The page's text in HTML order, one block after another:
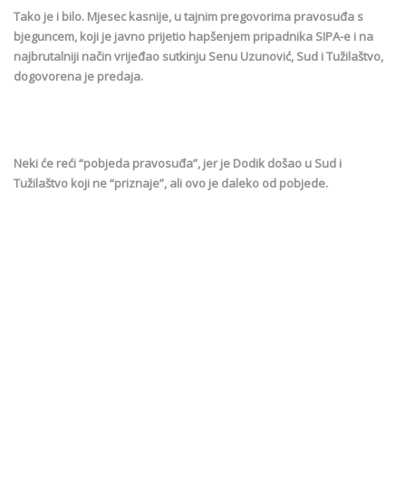
Tako je i bilo. Mjesec kasnije, u tajnim pregovorima pravosuđa s
bjeguncem, koji je javno prijetio hapšenjem pripadnika SIPA-e i na
najbrutalniji način vrijeđao sutkinju Senu Uzunović, Sud i Tužilaštvo,
dogovorena je predaja.
Neki će reći “pobjeda pravosuđa”, jer je Dodik došao u Sud i
Tužilaštvo koji ne “priznaje”, ali ovo je daleko od pobjede.